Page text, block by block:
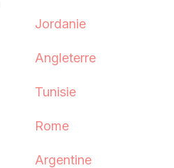
Jordanie
Angleterre
Tunisie
Rome
Argentine